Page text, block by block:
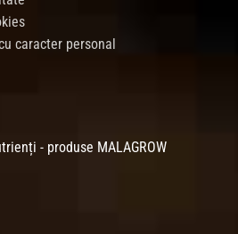
caracter personal
- produse MALAGROW